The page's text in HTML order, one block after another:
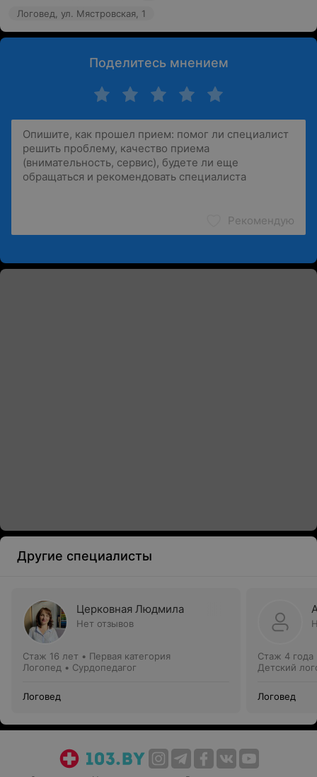
Логовед, ул. Мястровская, 1
Поделитесь мнением
Рекомендую
Другие специалисты
Церковная Людмила
Нет отзывов
Стаж 16 лет • Первая категория
Логопед • Сурдопедагог
Логовед
Стаж 4 года
Детский
Логовед